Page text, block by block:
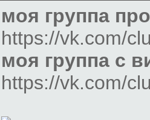
моя группа
https://vk.com/
моя группа с
https://vk.com/